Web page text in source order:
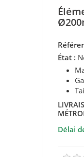
État :
Délai